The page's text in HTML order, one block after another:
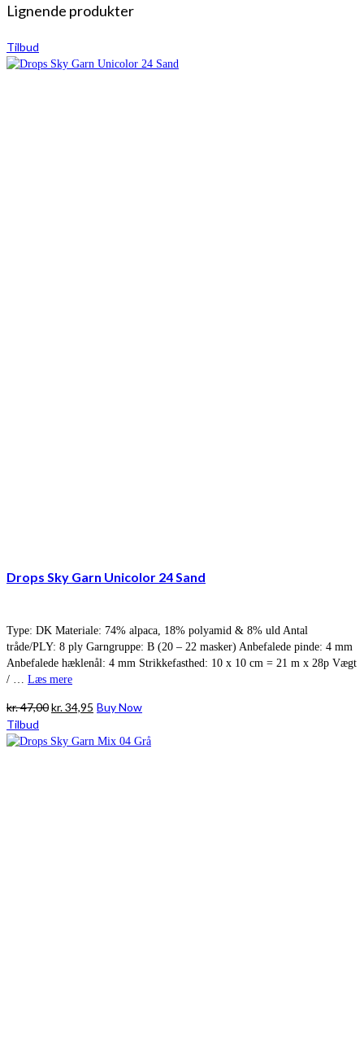
Lignende produkter
Tilbud
Drops Sky Garn Unicolor 24 Sand
Type: DK Materiale: 74% alpaca, 18% polyamid & 8% uld Antal
tråde/PLY: 8 ply Garngruppe: B (20 – 22 masker) Anbefalede pinde: 4 mm
Anbefalede hæklenål: 4 mm Strikkefasthed: 10 x 10 cm = 21 m x 28p Vægt
/ … Læs mere
kr.47,00Den
pris
kr.34,95 Den
pris
Buy Now
Tilbud